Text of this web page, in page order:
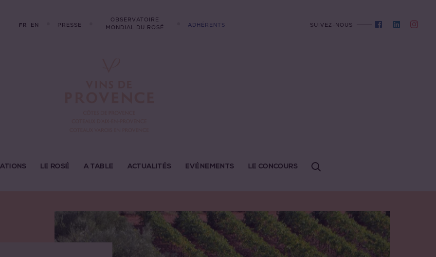
FR EN PRESSE
OBSERVATOIRE
MONDIAL DU ROSÉ
ADHÉRENTS SUIVEZ-NOUS
LE ROSÉ A TABLE ACTUALITÉS EVÉNEMENTS LE CONCOURS